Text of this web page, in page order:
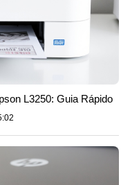
L3250: Guia Rápido